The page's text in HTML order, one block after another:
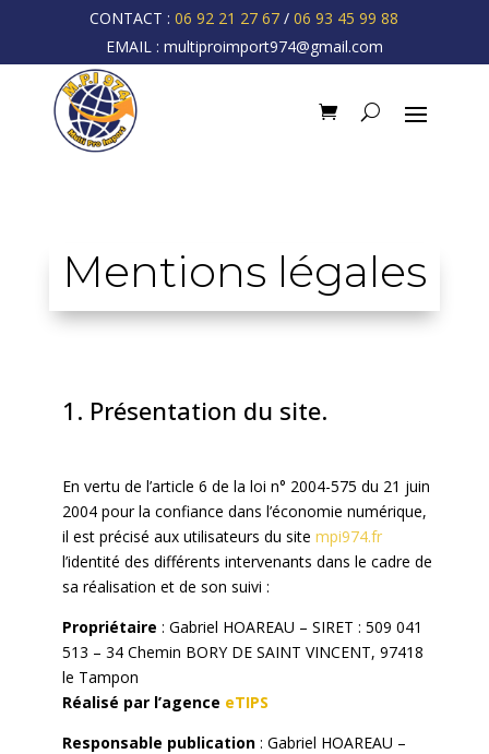
CONTACT :06 92 21 27 67 /06 93 45 99 88
EMAIL : multiproimport974@gmail.com
Mentions légales
1. Présentation du site.
En vertu de l’article 6 de la loi n° 2004-575 du 21 juin
2004 pour la confiance dans l’économie numérique,
il est précisé aux utilisateurs du site mpi974.fr
l’identité des différents intervenants dans le cadre de
sa réalisation et de son suivi :
Propriétaire : Gabriel HOAREAU – SIRET : 509 041
513 – 34 Chemin BORY DE SAINT VINCENT, 97418
le Tampon
Réalisé par l’agence eTIPS
Responsable publication : Gabriel HOAREAU –